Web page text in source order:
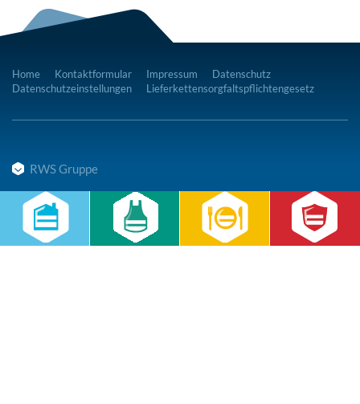
Home Kontaktformular Impressum
Datenschutz
Datenschutzeinstellungen
Lieferkettensorgfaltspflichtengesetz
RWS Gruppe
Gebäudeservice
Hauswirtschaft